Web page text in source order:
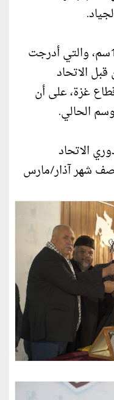
وأشار أبو شريعة إلى أن فئة 120سم، والتي أدرجت
الاتحاد
موسم 2020 في قطاع غزة، على أن
الحالي.
الاتحاد
2021، في منتصف شهر آذار/مارس